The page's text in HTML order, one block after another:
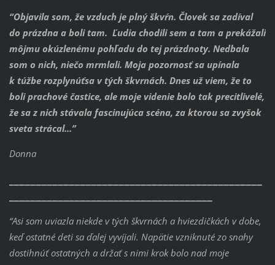
“Objavila som, že vzduch je plný škvŕn. Človek sa zadíval
do prázdna a boli tam. Ľudia chodili sem a tam a prekážali
môjmu okúzlenému pohľadu do tej prázdnoty. Nedbala
som o nich, niečo mrmlali. Moja pozornosť sa upínala
k túžbe rozplynúťsa v tých škvrnách. Dnes už viem, že to
boli prachové častice, ale moje videnie bolo tak precitlivelé,
že sa z nich stávala fascinujúca scéna, za ktorou sa zvyšok
sveta strácal...”
Donna
“Asi som uviazla niekde v tých škvrnách a hviezdičkách v dobe,
keď ostatné deti sa ďalej vyvíjali. Napätie vzniknuté zo snahy
dostihnúť ostatných a držať s nimi krok bolo nad moje